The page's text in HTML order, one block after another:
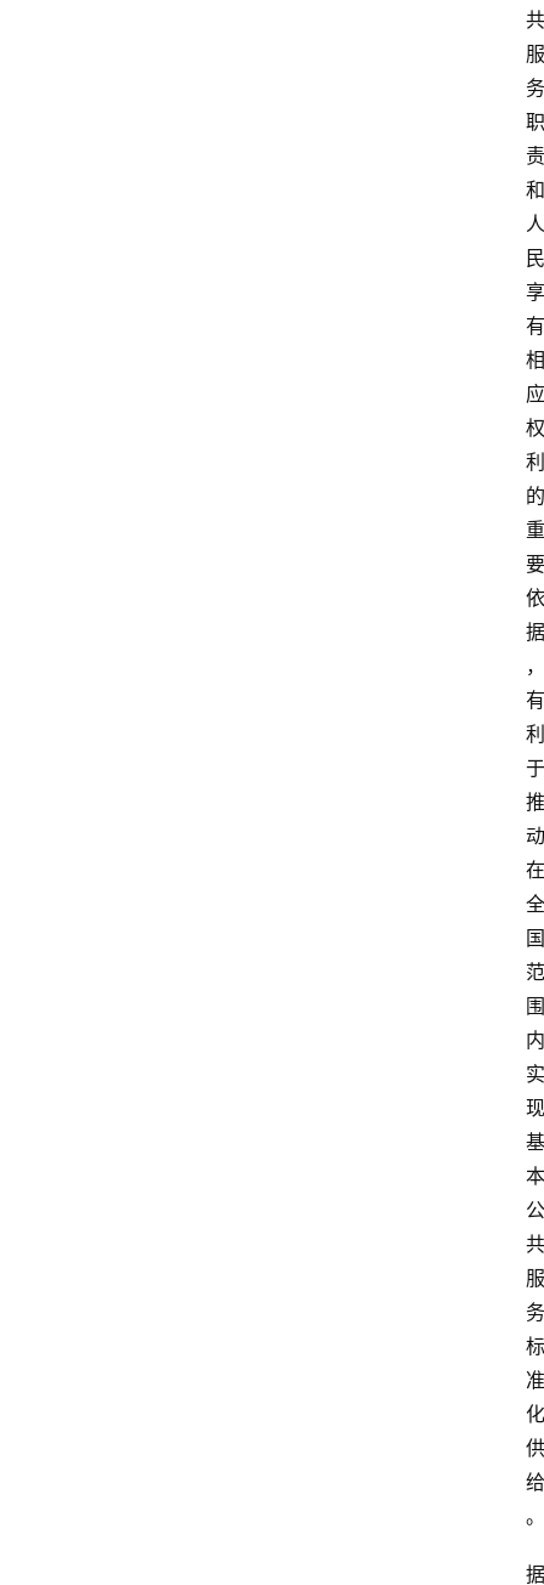
共
服
务
职
责
和
人
民
享
有
相
应
权
利
的
重
要
依
据
，
有
利
于
推
动
在
全
国
范
围
内
实
现
基
本
公
共
服
务
标
准
化
供
给
。
据